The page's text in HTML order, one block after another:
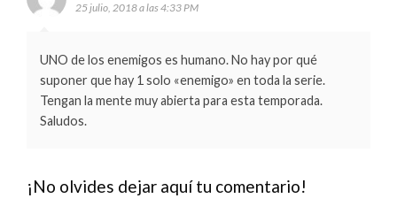
25 julio, 2018 a las 4:33 PM
UNO de los enemigos es humano. No hay por qué
suponer que hay 1 solo «enemigo» en toda la serie.
Tengan la mente muy abierta para esta temporada.
Saludos.
¡No olvides dejar aquí tu comentario!